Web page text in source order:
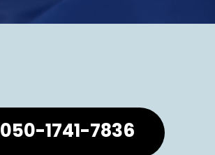
050-1741-7836